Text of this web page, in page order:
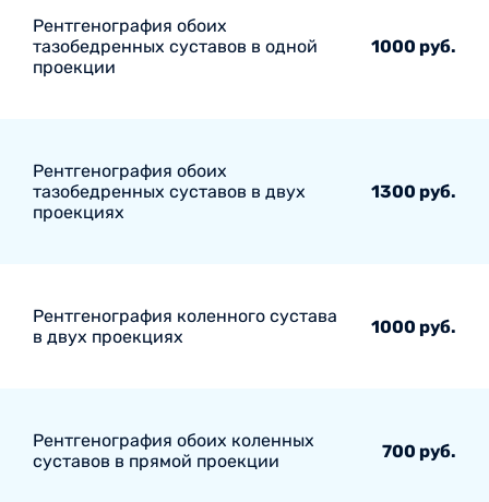
Рентгенография обоих
тазобедренных суставов в одной
проекции
1000 руб.
Рентгенография обоих
тазобедренных суставов в двух
проекциях
1300 руб.
Рентгенография коленного сустава
в двух проекциях
1000 руб.
Рентгенография обоих коленных
суставов в прямой проекции
700 руб.